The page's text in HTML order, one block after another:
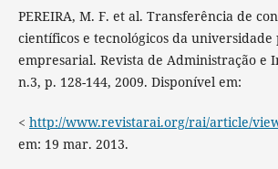
PEREIRA, M. F. et al. Transferência de
científicos e tecnológicos da universidade
empresarial. Revista de Administração e
n.3, p. 128-144, 2009. Disponível em:
< http://www.revistarai.org/rai/article/
em: 19 mar. 2013.